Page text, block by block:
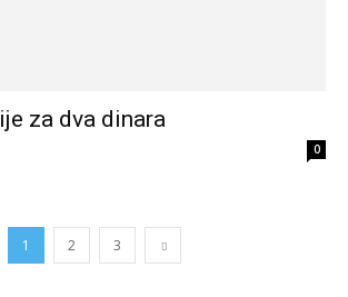
za dva dinara
0
1 2 3